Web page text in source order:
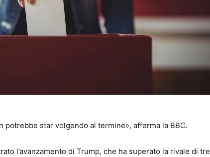
potrebbe star volgendo al termine», afferma la BBC.
l’avanzamento di Trump, che ha superato la rivale di tre